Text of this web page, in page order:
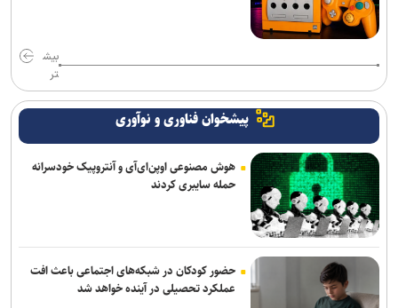
بیش
تر
پیشخوان فناوری و نوآوری
هوش مصنوعی اوپن‌ای‌آی و آنتروپیک خودسرانه
حمله سایبری کردند
حضور کودکان در شبکه‌های اجتماعی باعث افت
عملکرد تحصیلی در آینده خواهد شد